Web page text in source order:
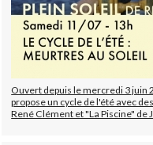
Ouvert depuis le mercredi 3 juin
propose un cycle de l'été avec
René Clément et "La Piscine" de